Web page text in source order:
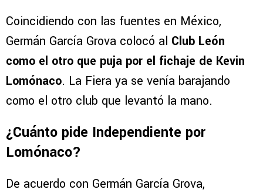
Coincidiendo con las fuentes en México,
Germán García Grova colocó al Club León
como el otro que puja por el fichaje de Kevin
Lomónaco. La Fiera ya se venía barajando
como el otro club que levantó la mano.
¿Cuánto pide Independiente por
Lomónaco?
De acuerdo con Germán García Grova,